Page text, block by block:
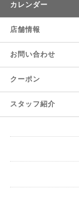
カレンダー
店舗情報
お問い合わせ
クーポン
スタッフ紹介